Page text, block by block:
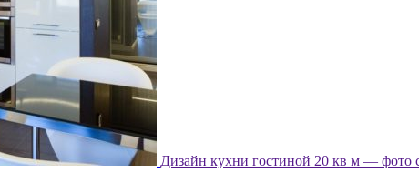
Дизайн кухни гостиной 20 кв м — фото